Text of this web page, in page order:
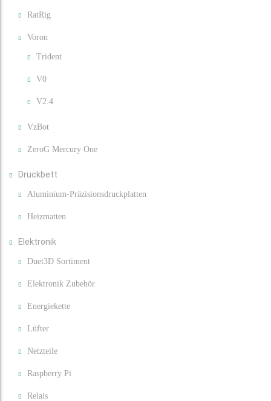
RatRig
Voron
Trident
V0
V2.4
VzBot
ZeroG Mercury One
Druckbett
Aluminium-Präzisionsdruckplatten
Heizmatten
Elektronik
Duet3D Sortiment
Elektronik Zubehör
Energiekette
Lüfter
Netzteile
Raspberry Pi
Relais